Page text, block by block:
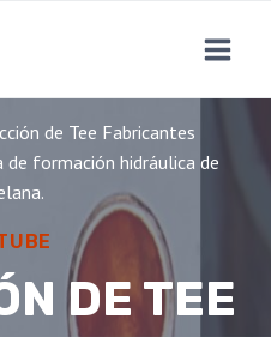
de Tee Fabricantes
formación hidráulica de
DE TEE